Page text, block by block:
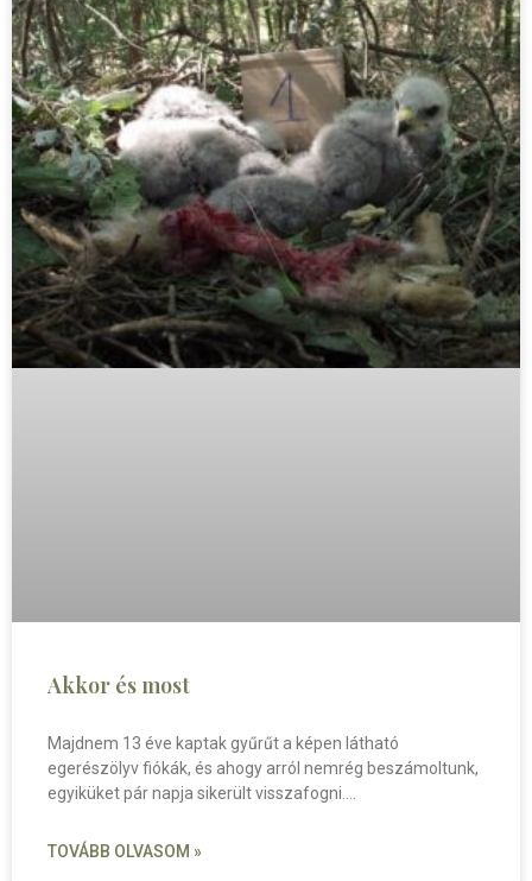
Akkor és most
Majdnem 13 éve kaptak gyűrűt a képen látható
egerészölyv fiókák, és ahogy arról nemrég beszámoltunk,
egyiküket pár napja sikerült visszafogni.
TOVÁBB OLVASOM »